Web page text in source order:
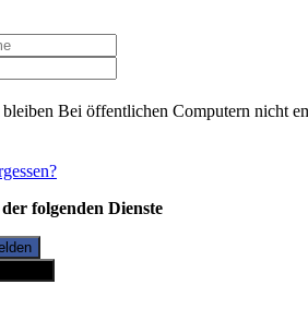
Bei öffentlichen Computern nicht
folgenden Dienste